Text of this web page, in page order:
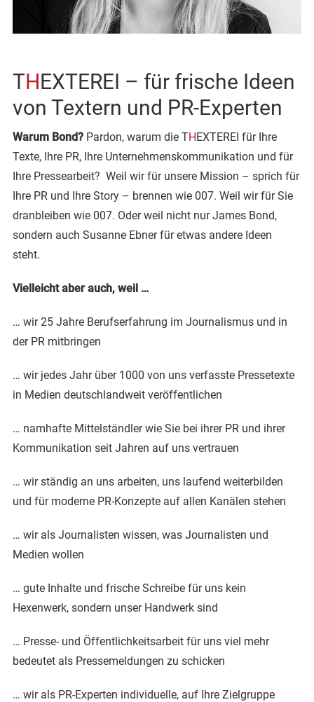
THEXTEREI – für frische Ideen
von Textern und PR-Experten
Warum Bond?Pardon, warum die THEXTEREI für Ihre
Texte, Ihre PR, Ihre Unternehmenskommunikation und für
Ihre Pressearbeit? Weil wir für unsere Mission – sprich für
Ihre PR und Ihre Story – brennen wie 007. Weil wir für Sie
dranbleiben wie 007. Oder weil nicht nur James Bond,
sondern auch Susanne Ebner für etwas andere Ideen
steht.
Vielleicht aber auch, weil …
… wir 25 Jahre Berufserfahrung im Journalismus und in
der PR mitbringen
… wir jedes Jahr über 1000 von uns verfasste Pressetexte
in Medien deutschlandweit veröffentlichen
… namhafte Mittelständler wie Sie bei ihrer PR und ihrer
Kommunikation seit Jahren auf uns vertrauen
… wir ständig an uns arbeiten, uns laufend weiterbilden
und für moderne PR-Konzepte auf allen Kanälen stehen
… wir als Journalisten wissen, was Journalisten und
Medien wollen
… gute Inhalte und frische Schreibe für uns kein
Hexenwerk, sondern unser Handwerk sind
… Presse- und Öffentlichkeitsarbeit für uns viel mehr
bedeutet als Pressemeldungen zu schicken
… wir als PR-Experten individuelle, auf Ihre Zielgruppe